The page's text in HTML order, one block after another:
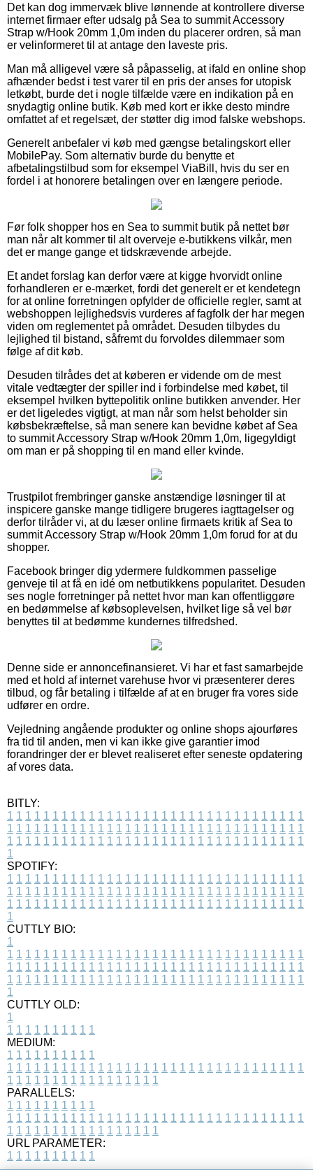
Det kan dog immervæk blive lønnende at kontrollere diverse
internet firmaer efter udsalg på Sea to summit Accessory
Strap w/Hook 20mm 1,0m inden du placerer ordren, så man
er velinformeret til at antage den laveste pris.
Man må alligevel være så påpasselig, at ifald en online shop
afhænder bedst i test varer til en pris der anses for utopisk
letkøbt, burde det i nogle tilfælde være en indikation på en
snydagtig online butik. Køb med kort er ikke desto mindre
omfattet af et regelsæt, der støtter dig imod falske webshops.
Generelt anbefaler vi køb med gængse betalingskort eller
MobilePay. Som alternativ burde du benytte et
afbetalingstilbud som for eksempel ViaBill, hvis du ser en
fordel i at honorere betalingen over en længere periode.
Før folk shopper hos en Sea to summit butik på nettet bør
man når alt kommer til alt overveje e-butikkens vilkår, men
det er mange gange et tidskrævende arbejde.
Et andet forslag kan derfor være at kigge hvorvidt online
forhandleren er e-mærket, fordi det generelt er et kendetegn
for at online forretningen opfylder de officielle regler, samt at
webshoppen lejlighedsvis vurderes af fagfolk der har megen
viden om reglementet på området. Desuden tilbydes du
lejlighed til bistand, såfremt du forvoldes dilemmaer som
følge af dit køb.
Desuden tilrådes det at køberen er vidende om de mest
vitale vedtægter der spiller ind i forbindelse med købet, til
eksempel hvilken byttepolitik online butikken anvender. Her
er det ligeledes vigtigt, at man når som helst beholder sin
købsbekræftelse, så man senere kan bevidne købet af Sea
to summit Accessory Strap w/Hook 20mm 1,0m, ligegyldigt
om man er på shopping til en mand eller kvinde.
Trustpilot frembringer ganske anstændige løsninger til at
inspicere ganske mange tidligere brugeres iagttagelser og
derfor tilråder vi, at du læser online firmaets kritik af Sea to
summit Accessory Strap w/Hook 20mm 1,0m forud for at du
shopper.
Facebook bringer dig ydermere fuldkommen passelige
genveje til at få en idé om netbutikkens popularitet. Desuden
ses nogle forretninger på nettet hvor man kan offentliggøre
en bedømmelse af købsoplevelsen, hvilket lige så vel bør
benyttes til at bedømme kundernes tilfredshed.
Denne side er annoncefinansieret. Vi har et fast samarbejde
med et hold af internet varehuse hvor vi præsenterer deres
tilbud, og får betaling i tilfælde af at en bruger fra vores side
udfører en ordre.
Vejledning angående produkter og online shops ajourføres
fra tid til anden, men vi kan ikke give garantier imod
forandringer der er blevet realiseret efter seneste opdatering
af vores data.
BITLY:
1 1 1 1 1 1 1 1 1 1 1 1 1 1 1 1 1 1 1 1 1 1 1 1 1 1 1 1 1 1 1 1 1
1 1 1 1 1 1 1 1 1 1 1 1 1 1 1 1 1 1 1 1 1 1 1 1 1 1 1 1 1 1 1 1 1
1 1 1 1 1 1 1 1 1 1 1 1 1 1 1 1 1 1 1 1 1 1 1 1 1 1 1 1 1 1 1 1 1
1
SPOTIFY:
1 1 1 1 1 1 1 1 1 1 1 1 1 1 1 1 1 1 1 1 1 1 1 1 1 1 1 1 1 1 1 1 1
1 1 1 1 1 1 1 1 1 1 1 1 1 1 1 1 1 1 1 1 1 1 1 1 1 1 1 1 1 1 1 1 1
1 1 1 1 1 1 1 1 1 1 1 1 1 1 1 1 1 1 1 1 1 1 1 1 1 1 1 1 1 1 1 1 1
1
CUTTLY BIO:
1
1 1 1 1 1 1 1 1 1 1 1 1 1 1 1 1 1 1 1 1 1 1 1 1 1 1 1 1 1 1 1 1 1
1 1 1 1 1 1 1 1 1 1 1 1 1 1 1 1 1 1 1 1 1 1 1 1 1 1 1 1 1 1 1 1 1
1 1 1 1 1 1 1 1 1 1 1 1 1 1 1 1 1 1 1 1 1 1 1 1 1 1 1 1 1 1 1 1 1
1
CUTTLY OLD:
1
1 1 1 1 1 1 1 1 1 1
MEDIUM:
1 1 1 1 1 1 1 1 1 1
1 1 1 1 1 1 1 1 1 1 1 1 1 1 1 1 1 1 1 1 1 1 1 1 1 1 1 1 1 1 1 1 1
1 1 1 1 1 1 1 1 1 1 1 1 1 1 1 1 1
PARALLELS:
1 1 1 1 1 1 1 1 1 1
1 1 1 1 1 1 1 1 1 1 1 1 1 1 1 1 1 1 1 1 1 1 1 1 1 1 1 1 1 1 1 1 1
1 1 1 1 1 1 1 1 1 1 1 1 1 1 1 1 1
URL PARAMETER:
1 1 1 1 1 1 1 1 1 1